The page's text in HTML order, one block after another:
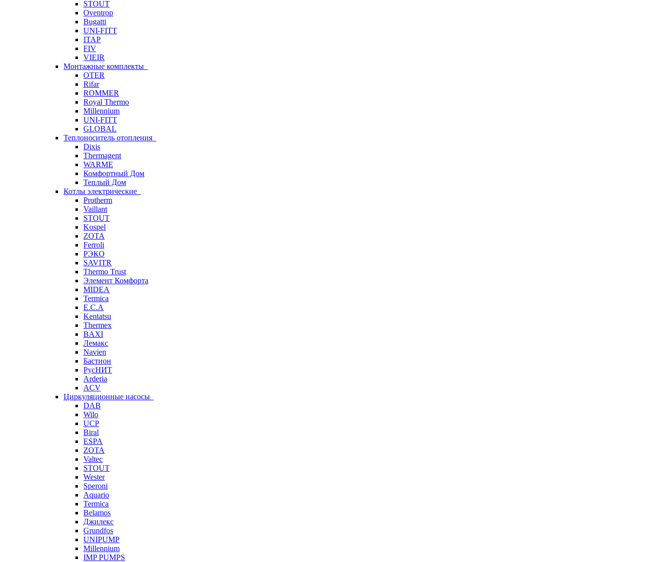
STOUT
Oventrop
Bugatti
UNI-FITT
ITAP
FIV
VIEIR
Монтажные комплекты
OTER
Rifar
ROMMER
Royal Thermo
Millennium
UNI-FITT
GLOBAL
Теплоноситель отопления
Dixis
Thermagent
WARME
Комфортный Дом
Теплый Дом
Котлы электрические
Protherm
Vaillant
STOUT
Kospel
ZOTA
Ferroli
РЭКО
SAVITR
Thermo Trust
Элемент Комфорта
MIDEA
Termica
E.C.A
Kentatsu
Thermex
BAXI
Лемакс
Navien
Бастион
РусНИТ
Arderia
ACV
Циркуляционные насосы
DAB
Wilo
UCP
Biral
ESPA
ZOTA
Valtec
STOUT
Wester
Speroni
Aquario
Termica
Belamos
Джилекс
Grundfos
UNIPUMP
Millennium
IMP PUMPS